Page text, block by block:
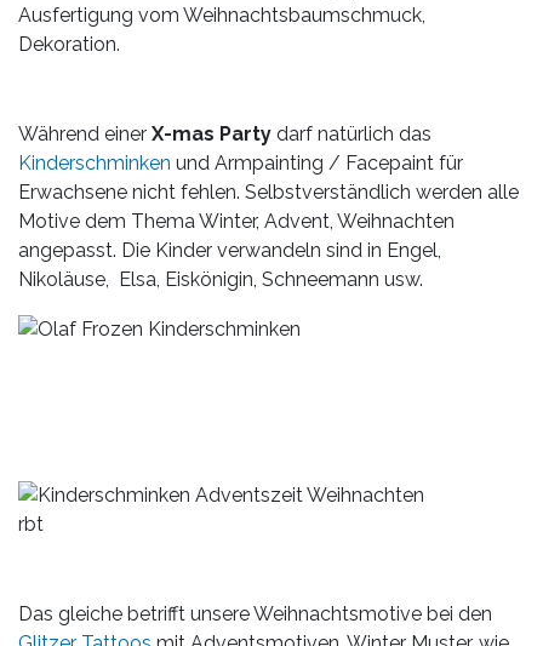
Ausfertigung vom Weihnachtsbaumschmuck,
Dekoration.
Während einer X-mas Party darf natürlich das
Kinderschminken und Armpainting / Facepaint für
Erwachsene nicht fehlen. Selbstverständlich werden alle
Motive dem Thema Winter, Advent, Weihnachten
angepasst. Die Kinder verwandeln sind in Engel,
Nikoläuse, Elsa, Eiskönigin, Schneemann usw.
rbt
Das gleiche betrifft unsere Weihnachtsmotive bei den